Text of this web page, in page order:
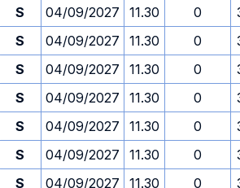
S 04/09/2027 11.30 0
S 04/09/2027 11.30 0
S 04/09/2027 11.30 0
S 04/09/2027 11.30 0
S 04/09/2027 11.30 0
S 04/09/2027 11.30 0
S 04/09/2027 11.30 0